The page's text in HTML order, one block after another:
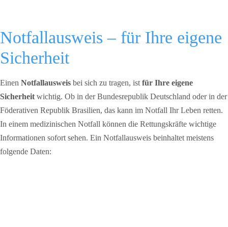
Notfallausweis – für Ihre eigene
Sicherheit
Einen Notfallausweis bei sich zu tragen, ist für Ihre eigene
Sicherheit wichtig. Ob in der Bundesrepublik Deutschland oder in der
Föderativen Republik Brasilien, das kann im Notfall Ihr Leben retten.
In einem medizinischen Notfall können die Rettungskräfte wichtige
Informationen sofort sehen. Ein Notfallausweis beinhaltet meistens
folgende Daten: